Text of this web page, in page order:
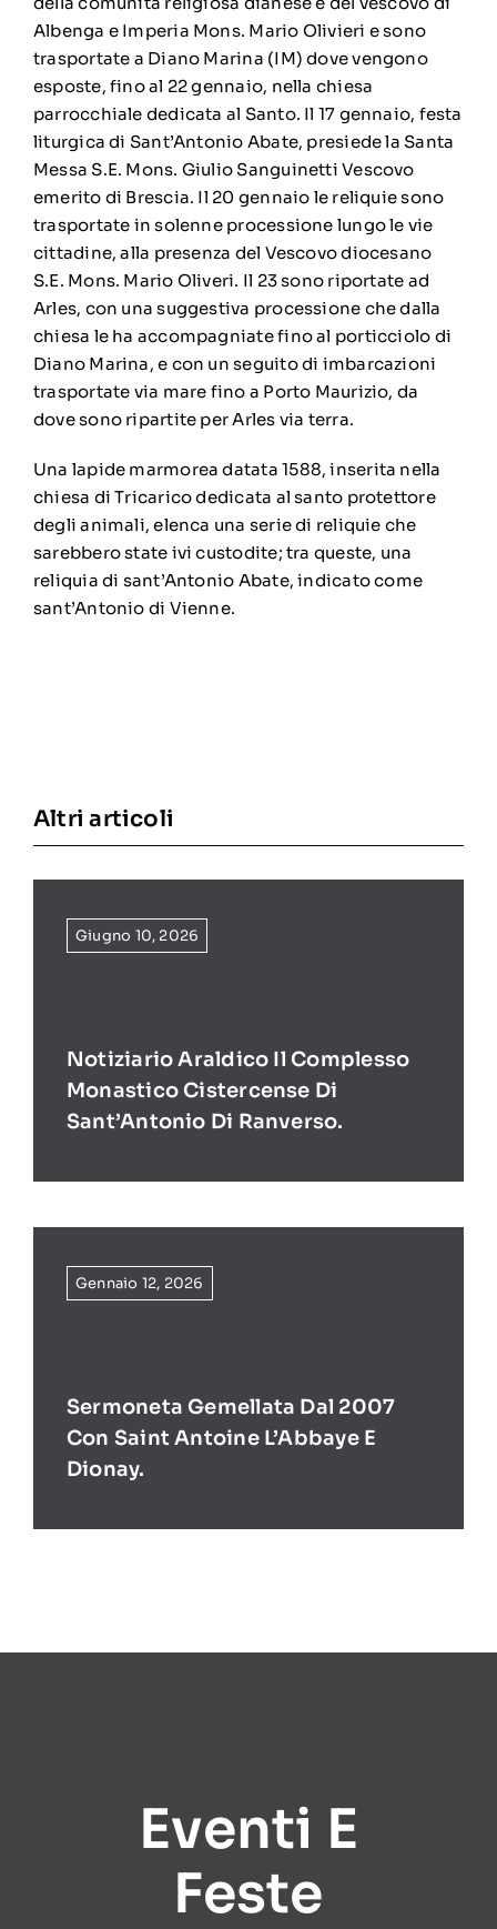
Albenga e Imperia Mons. Mario Olivieri e sono
trasportate a Diano Marina (IM) dove vengono
esposte, fino al 22 gennaio, nella chiesa
parrocchiale dedicata al Santo. Il 17 gennaio, festa
liturgica di Sant’Antonio Abate, presiede la Santa
Messa S.E. Mons. Giulio Sanguinetti Vescovo
emerito di Brescia. Il 20 gennaio le reliquie sono
trasportate in solenne processione lungo le vie
cittadine, alla presenza del Vescovo diocesano
S.E. Mons. Mario Oliveri. Il 23 sono riportate ad
Arles, con una suggestiva processione che dalla
chiesa le ha accompagniate fino al porticciolo di
Diano Marina, e con un seguito di imbarcazioni
trasportate via mare fino a Porto Maurizio, da
dove sono ripartite per Arles via terra.
Una lapide marmorea datata 1588, inserita nella
chiesa di Tricarico dedicata al santo protettore
degli animali, elenca una serie di reliquie che
sarebbero state ivi custodite; tra queste, una
reliquia di sant’Antonio Abate, indicato come
sant’Antonio di Vienne.
Altri articoli
Giugno 10, 2026
Notiziario Araldico Il Complesso
Monastico Cistercense Di
Sant’Antonio Di Ranverso.
Gennaio 12, 2026
Sermoneta Gemellata Dal 2007
Con Saint Antoine L’Abbaye E
Dionay.
Eventi E
Feste